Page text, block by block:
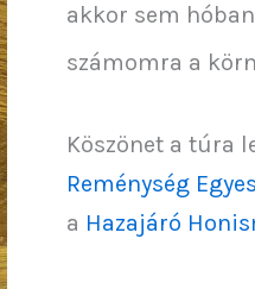
akkor sem
számomra a
Köszönet a túra
Reménység
a Hazajáró